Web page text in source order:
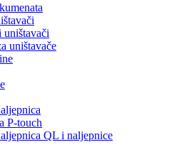
uništavači
uništavače
P-touch
QL i naljepnice